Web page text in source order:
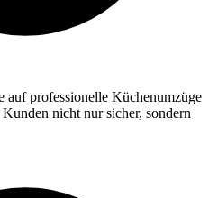
auf professionelle Küchenumzüge
nicht nur sicher, sondern